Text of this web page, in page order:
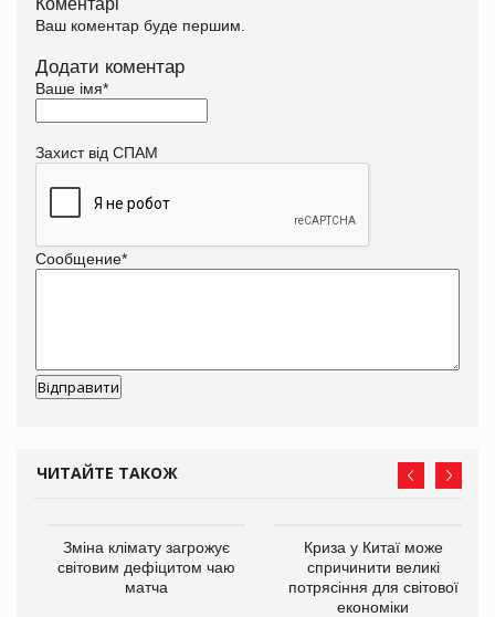
Ваш коментар буде першим.
Додати коментар
Ваше імя*
Захист від СПАМ
Сообщение*
ЧИТАЙТЕ ТАКОЖ
Зміна клімату загрожує
світовим дефіцитом чаю
матча
Криза у Китаї може
спричинити великі
потрясіння для світової
економіки